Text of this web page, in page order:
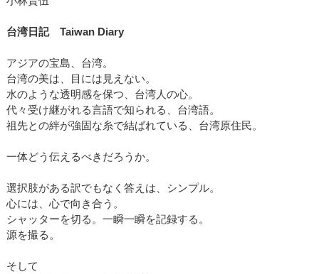
台湾日記 Taiwan Diary
アジアの宝島、台湾。
台湾の美は、目には見えない。
水のような透明感を保つ、台湾人の心。
代々受け継がれる言語で知られる、台湾語。
祖先との絆が強固な糸で結ばれている、台湾原住民。
一体どう伝えるべきだろうか。
選択肢がある訳でもなく答えは、シンプル。
心には、心で向き合う。
シャッターを切る。一瞬一瞬を記録する。
源を撮る。
そして